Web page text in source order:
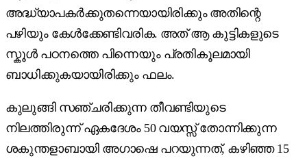
അദ്ധ്യാപകർക്കുതന്നെയായിരിക്കും അതിന്റെ
പഴിയും കേൾക്കേണ്ടിവരിക. അത് ആ കുട്ടികളുടെ
സ്കൂൾ പഠനത്തെ പിന്നെയും പ്രതികൂലമായി
ബാധിക്കുകയായിരിക്കും ഫലം.
കുലുങ്ങി സഞ്ചരിക്കുന്ന തീവണ്ടിയുടെ
നിലത്തിരുന്ന് ഏകദേശം 50 വയസ്സ് തോന്നിക്കുന്ന
ശകുന്തളാബായി അഗാഷെ പറയുന്നത്, കഴിഞ്ഞ 15